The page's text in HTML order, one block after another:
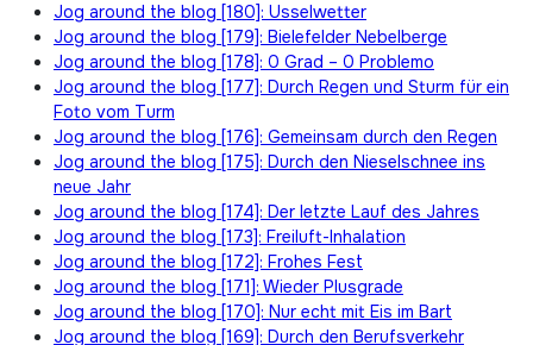
Jog around the blog [180]: Usselwetter
Jog around the blog [179]: Bielefelder Nebelberge
Jog around the blog [178]: 0 Grad – 0 Problemo
Jog around the blog [177]: Durch Regen und Sturm für ein
Foto vom Turm
Jog around the blog [176]: Gemeinsam durch den Regen
Jog around the blog [175]: Durch den Nieselschnee ins
neue Jahr
Jog around the blog [174]: Der letzte Lauf des Jahres
Jog around the blog [173]: Freiluft-Inhalation
Jog around the blog [172]: Frohes Fest
Jog around the blog [171]: Wieder Plusgrade
Jog around the blog [170]: Nur echt mit Eis im Bart
Jog around the blog [169]: Durch den Berufsverkehr